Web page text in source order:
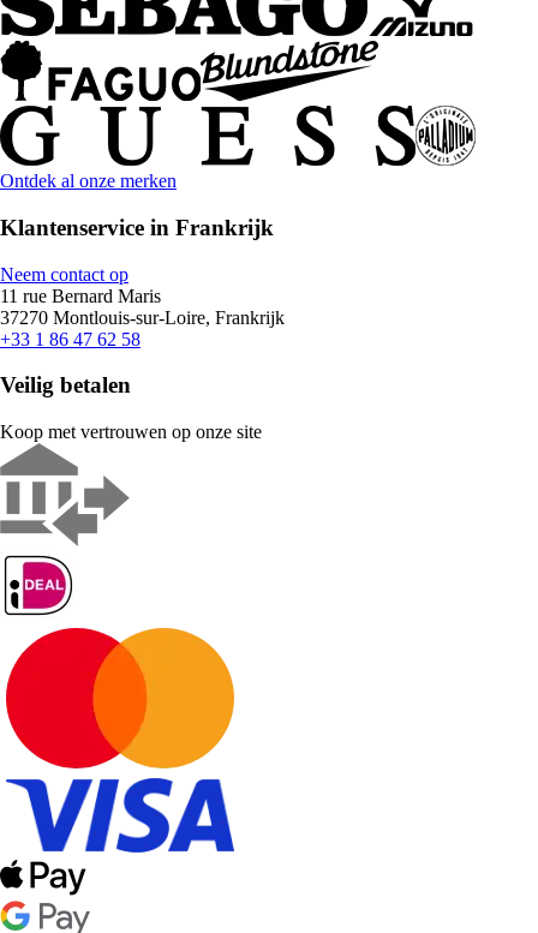
Ontdek al onze merken
Klantenservice in Frankrijk
Neem contact op
11 rue Bernard Maris
37270 Montlouis-sur-Loire, Frankrijk
+33 1 86 47 62 58
Veilig betalen
Koop met vertrouwen op onze site